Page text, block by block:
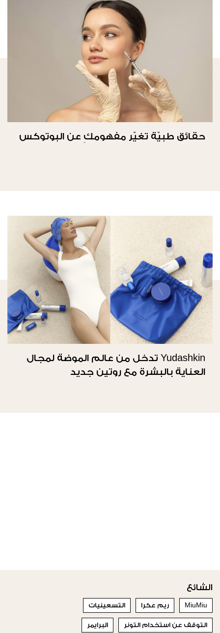
حقائق طبيّة تغيّر مفهومكِ عن البوتوكس
Yudashkin تدخل من عالم الموضة لمجال
العناية بالبشرة مع روتين جديد
الشائع
MiuMiu ريم عكرا التسعينيات
التوقف عن استخدام التونر البرايمر